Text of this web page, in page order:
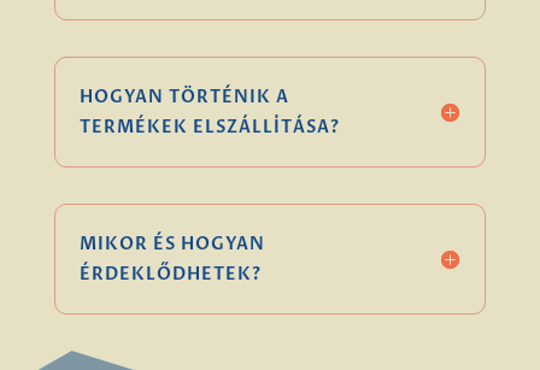
HOGYAN TÖRTÉNIK A
TERMÉKEK ELSZÁLLÍTÁSA?
MIKOR ÉS HOGYAN
ÉRDEKLŐDHETEK?